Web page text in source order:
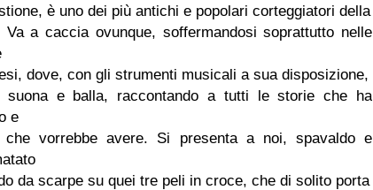
è uno dei più antichi e popolari corteggiatori della
Va a caccia ovunque, soffermandosi soprattutto nelle
dove, con gli strumenti musicali a sua disposizione,
suona e balla, raccontando a tutti le storie che ha
e
che vorrebbe avere. Si presenta a noi, spavaldo e
da scarpe su quei tre peli in croce, che di solito porta